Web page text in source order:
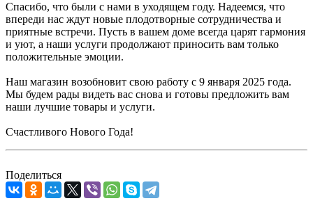
Спасибо, что были с нами в уходящем году. Надеемся, что
впереди нас ждут новые плодотворные сотрудничества и
приятные встречи. Пусть в вашем доме всегда царят гармония
и уют, а наши услуги продолжают приносить вам только
положительные эмоции.
Наш магазин возобновит свою работу с 9 января 2025 года.
Мы будем рады видеть вас снова и готовы предложить вам
наши лучшие товары и услуги.
Счастливого Нового Года!
Поделиться